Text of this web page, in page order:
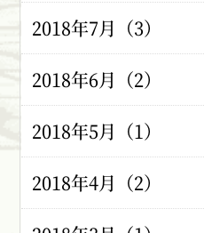
2018年7月（3）
2018年6月（2）
2018年5月（1）
2018年4月（2）